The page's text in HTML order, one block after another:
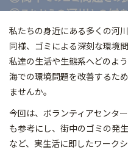
私たちの身近にある多くの河
同様、ゴミによる深刻な環境
私達の生活や生態系へどのよ
海での環境問題を改善するた
ませんか。
今回は、ボランティアセンタ
も参考にし、街中のゴミの発
など、実生活に即したワーク